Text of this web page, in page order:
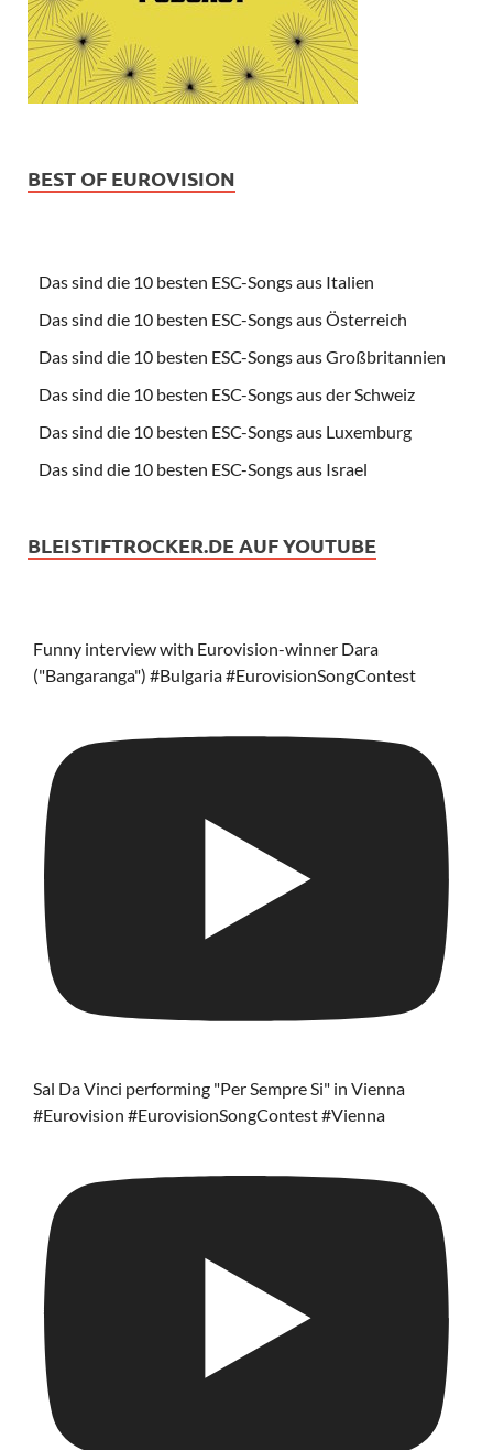
BEST OF EUROVISION
Das sind die 10 besten ESC-Songs aus Italien
Das sind die 10 besten ESC-Songs aus Österreich
Das sind die 10 besten ESC-Songs aus Großbritannien
Das sind die 10 besten ESC-Songs aus der Schweiz
Das sind die 10 besten ESC-Songs aus Luxemburg
Das sind die 10 besten ESC-Songs aus Israel
BLEISTIFTROCKER.DE AUF YOUTUBE
Funny interview with Eurovision-winner Dara
("Bangaranga") #Bulgaria #EurovisionSongContest
Sal Da Vinci performing "Per Sempre Si" in Vienna
#Eurovision #EurovisionSongContest #Vienna